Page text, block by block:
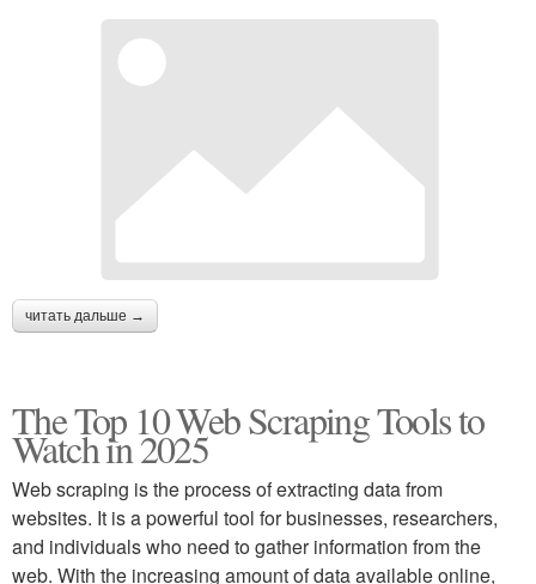
читать дальше →
The Top 10 Web Scraping Tools to
Watch in 2025
Web scraping is the process of extracting data from
websites. It is a powerful tool for businesses, researchers,
and individuals who need to gather information from the
web. With the increasing amount of data available online,